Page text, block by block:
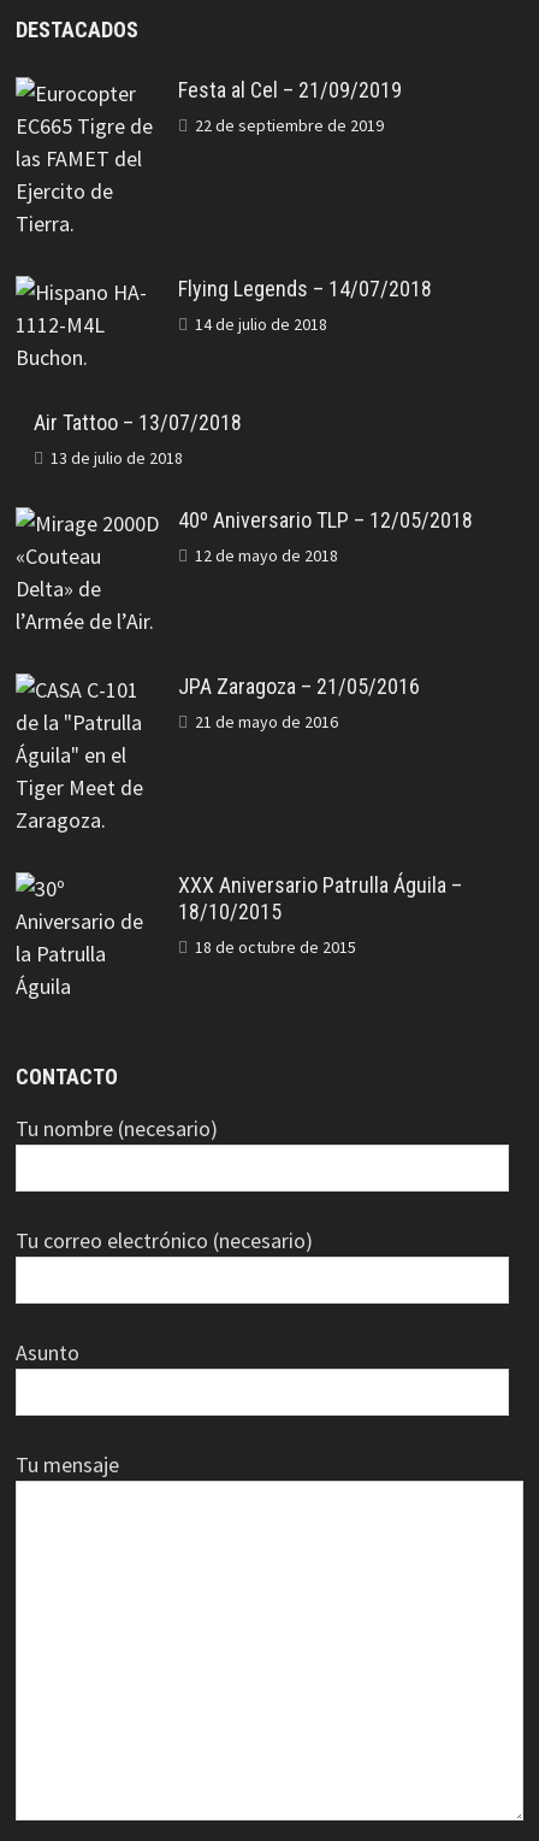
DESTACADOS
Festa al Cel – 21/09/2019
22 de septiembre de 2019
Flying Legends – 14/07/2018
14 de julio de 2018
Air Tattoo – 13/07/2018
13 de julio de 2018
40º Aniversario TLP – 12/05/2018
12 de mayo de 2018
JPA Zaragoza – 21/05/2016
21 de mayo de 2016
XXX Aniversario Patrulla Águila –
18/10/2015
18 de octubre de 2015
CONTACTO
Tu nombre (necesario)
Tu correo electrónico (necesario)
Asunto
Tu mensaje